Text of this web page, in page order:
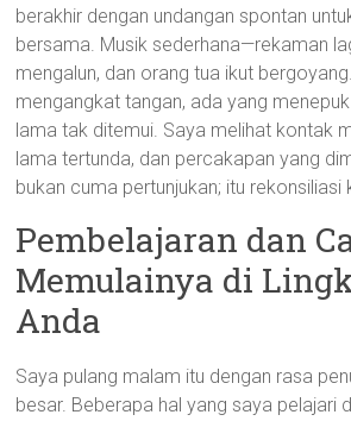
berakhir dengan undangan spontan
bersama. Musik sederhana—rekaman
mengalun, dan orang tua ikut
mengangkat tangan, ada yang
lama tak ditemui. Saya melihat kontak
lama tertunda, dan percakapan yang
bukan cuma pertunjukan; itu rekonsiliasi
Pembelajaran dan
Memulainya di
Anda
Saya pulang malam itu dengan rasa
besar. Beberapa hal yang saya pelajari